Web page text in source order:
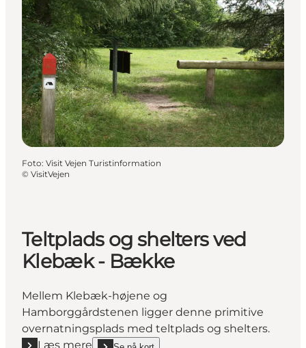
Foto: Visit Vejen Turistinformation
© VisitVejen
Teltplads og shelters ved
Klebæk - Bække
Mellem Klebæk-højene og
Hamborggårdstenen ligger denne primitive
overnatningsplads med teltplads og shelters.
Læs mere